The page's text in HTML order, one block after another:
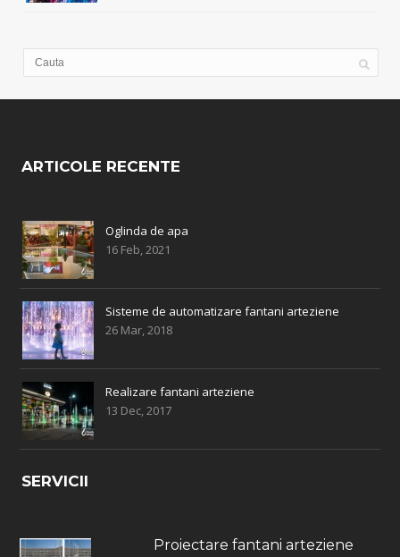
ARTICOLE RECENTE
Oglinda de apa
16 Feb, 2021
Sisteme de automatizare fantani arteziene
26 Mar, 2018
Realizare fantani arteziene
13 Dec, 2017
SERVICII
Proiectare fantani arteziene